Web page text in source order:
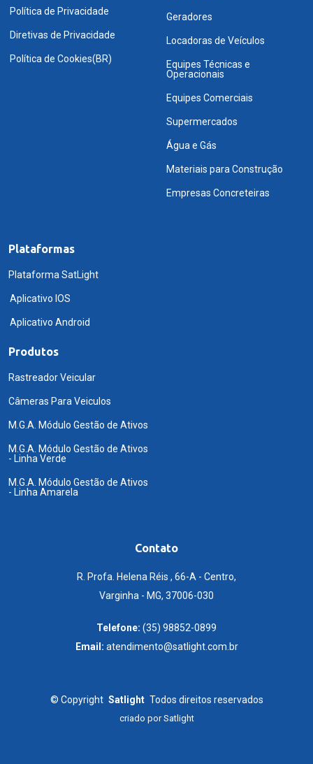
Política de Privacidade
Diretivas de Privacidade
Política de Cookies(BR)
Geradores
Locadoras de Veículos
Equipes Técnicas e
Operacionais
Equipes Comerciais
Supermercados
Água e Gás
Materiais para Construção
Empresas Concreteiras
Plataformas
Plataforma SatLight
Aplicativo IOS
Aplicativo Android
Produtos
Rastreador Veicular
Câmeras Para Veiculos
M.G.A. Módulo Gestão de Ativos
M.G.A. Módulo Gestão de Ativos
- Linha Verde
M.G.A. Módulo Gestão de Ativos
- Linha Amarela
Contato
R. Profa. Helena Réis , 66-A - Centro,
Varginha - MG, 37006-030
Telefone: (35) 98852-0899
Email: atendimento@satlight.com.br
© Copyright Satlight Todos direitos reservados
criado porSatlight